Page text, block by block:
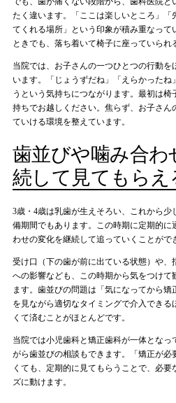
たく違います。「ここは楽しいところ」「
てくれる場所」という印象が積み重なって
ときでも、落ち着いて椅子に座っていられ
当院では、お子さんの一つひとつの行動
います。「じょうずだね」「えらかったね
うという気持ちにつながります。最初は
持ちでお越しください。焦らず、お子さ
ていける環境を整えています。
歯並びや噛み合わ
続して見てもらえ
3歳・4歳は乳歯が生えそろい、これから
備期間でもあります。この時期に定期的
わせの変化を継続して追っていくことがで
受け口（下の歯が前に出ている状態）や
への影響なども、この時期から気をつけて
ます。歯並びの問題は「気になってから
を見ながら適切なタイミングで介入でき
くて済むことがほとんどです。
当院では小児歯科と矯正歯科が一体とな
がら歯並びの相談もできます。「矯正が必
くても、定期的に見てもらうことで、必
ズに動けます。